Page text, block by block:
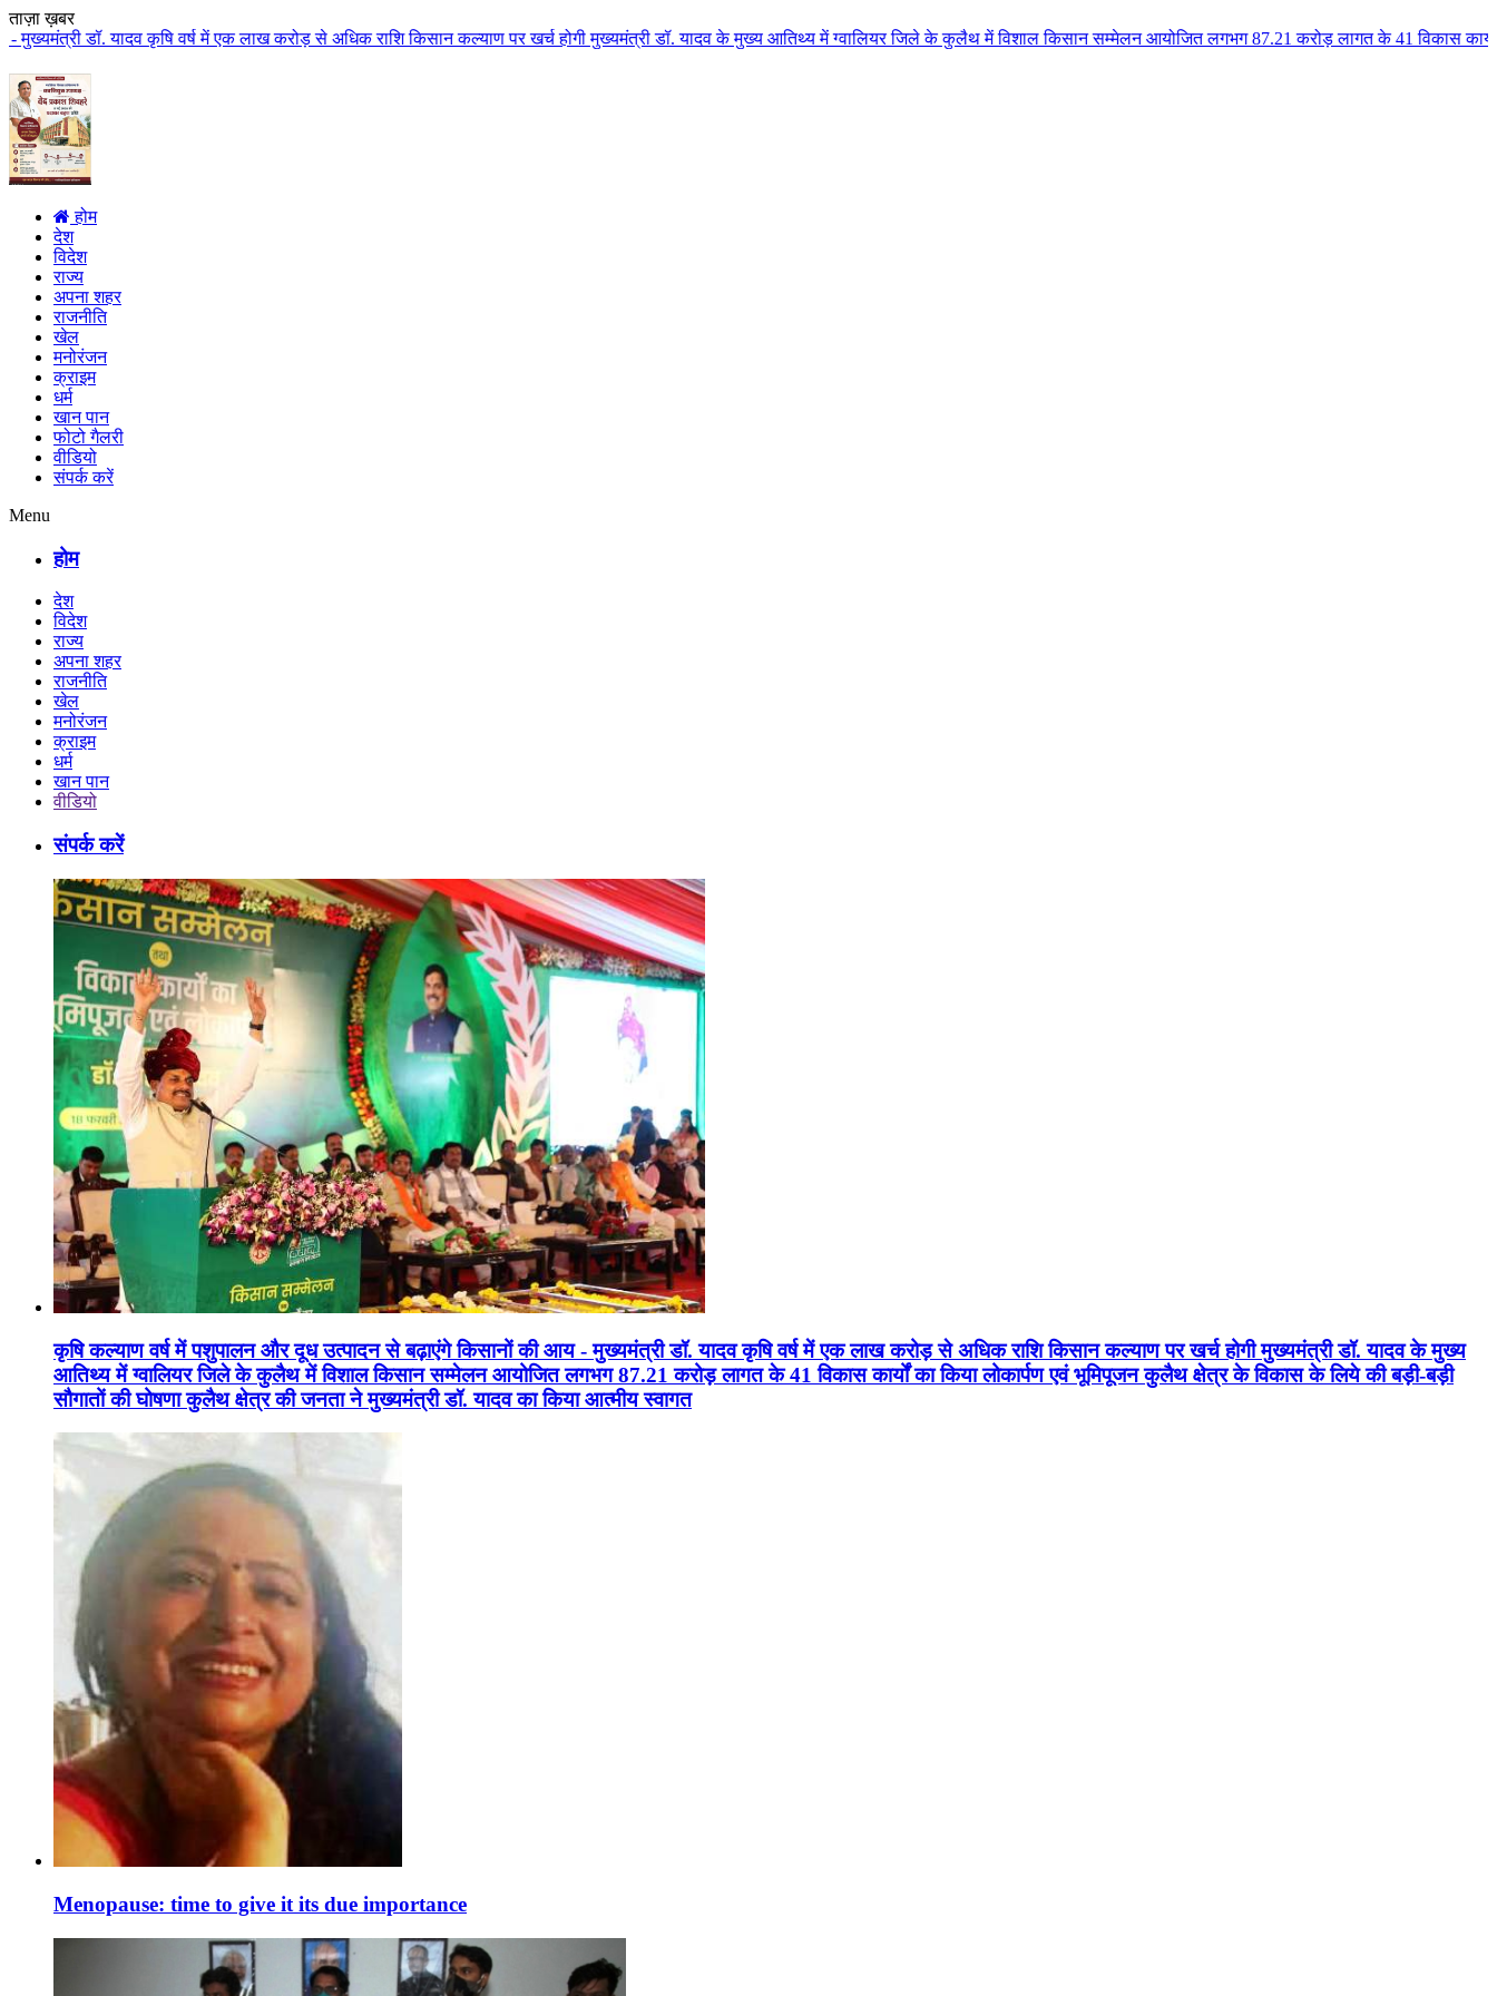
ताज़ा ख़बर
कृषि वर्ष में एक लाख करोड़ से अधिक राशि किसान कल्याण पर खर्च होगी मुख्यमंत्री डॉ. यादव के मुख्य आतिथ्य में ग्वालियर जिले के कुलैथ में विशाल किसान सम्मेलन आयोजित लगभग 87.21 करोड़ लागत के 41 विकास कार्यों का किया
होम
देश
विदेश
राज्य
अपना शहर
राजनीति
खेल
मनोरंजन
क्राइम
धर्म
खान पान
फोटो गैलरी
वीडियो
संपर्क करें
Menu
होम
देश
विदेश
राज्य
अपना शहर
राजनीति
खेल
मनोरंजन
क्राइम
धर्म
खान पान
वीडियो
संपर्क करें
कृषि कल्याण वर्ष में पशुपालन और दूध उत्पादन से बढ़ाएंगे किसानों की आय - मुख्यमंत्री डॉ. यादव कृषि वर्ष में एक लाख करोड़ से अधिक राशि किसान कल्याण पर खर्च होगी मुख्यमंत्री डॉ. यादव के मुख्य
आतिथ्य में ग्वालियर जिले के कुलैथ में विशाल किसान सम्मेलन आयोजित लगभग 87.21 करोड़ लागत के 41 विकास कार्यों का किया लोकार्पण एवं भूमिपूजन कुलैथ क्षेत्र के विकास के लिये की बड़ी-बड़ी
सौगातों की घोषणा कुलैथ क्षेत्र की जनता ने मुख्यमंत्री डॉ. यादव का किया आत्मीय स्वागत
Menopause: time to give it its due importance